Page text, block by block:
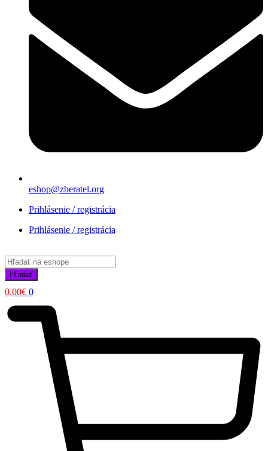
eshop@zberatel.org
Prihlásenie / registrácia
Prihlásenie / registrácia
Products
search
Hľadať
0,00€ 0